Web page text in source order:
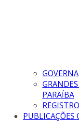
PARAÍBA
PUBLICAÇÕES